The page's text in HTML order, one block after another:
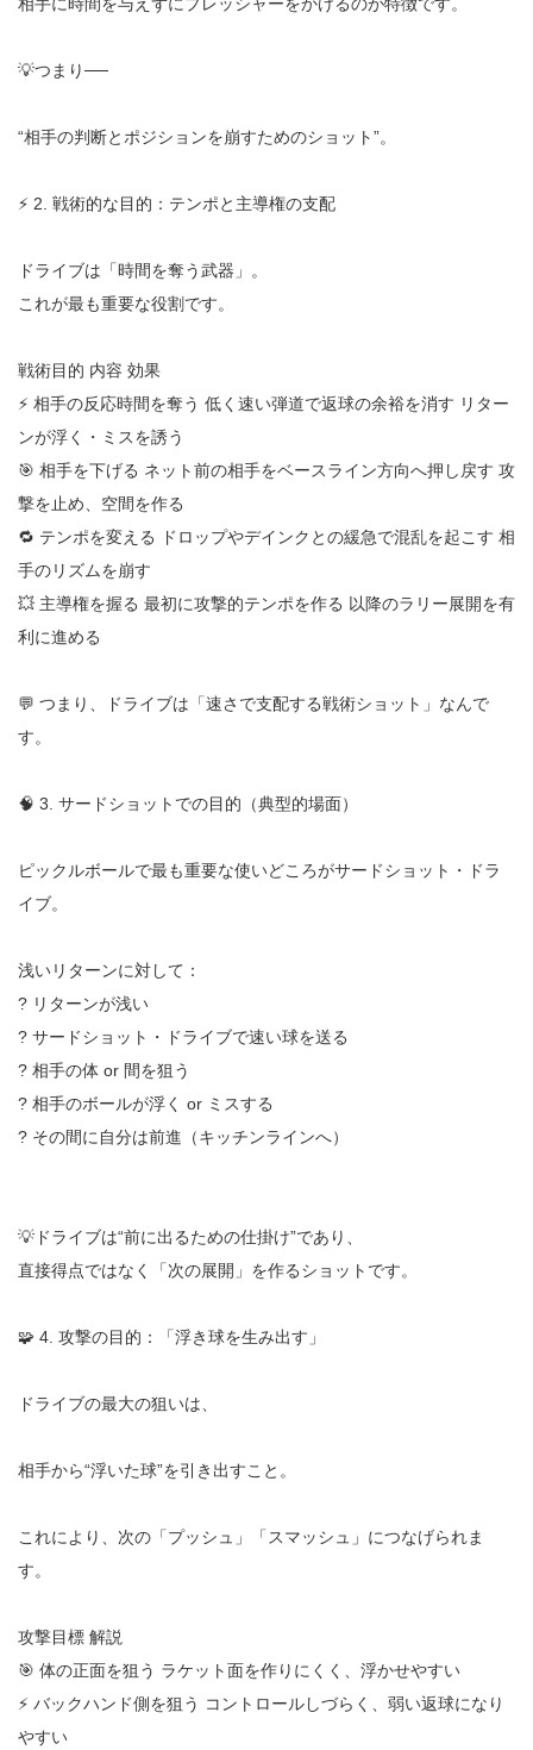
💡つまり──
“相手の判断とポジションを崩すためのショット”。
⚡ 2. 戦術的な目的：テンポと主導権の支配
ドライブは「時間を奪う武器」。
これが最も重要な役割です。
戦術目的 内容 効果
⚡ 相手の反応時間を奪う 低く速い弾道で返球の余裕を消す リター
ンが浮く・ミスを誘う
🎯 相手を下げる ネット前の相手をベースライン方向へ押し戻す 攻
撃を止め、空間を作る
🔁 テンポを変える ドロップやデインクとの緩急で混乱を起こす 相
手のリズムを崩す
💥 主導権を握る 最初に攻撃的テンポを作る 以降のラリー展開を有
利に進める
💬 つまり、ドライブは「速さで支配する戦術ショット」なんで
す。
🧠 3. サードショットでの目的（典型的場面）
ピックルボールで最も重要な使いどころがサードショット・ドラ
イブ。
浅いリターンに対して：
? リターンが浅い
? サードショット・ドライブで速い球を送る
? 相手の体 or 間を狙う
? 相手のボールが浮く or ミスする
? その間に自分は前進（キッチンラインへ）
💡ドライブは“前に出るための仕掛け”であり、
直接得点ではなく「次の展開」を作るショットです。
🧩 4. 攻撃の目的：「浮き球を生み出す」
ドライブの最大の狙いは、
相手から“浮いた球”を引き出すこと。
これにより、次の「プッシュ」「スマッシュ」につなげられま
す。
攻撃目標 解説
🎯 体の正面を狙う ラケット面を作りにくく、浮かせやすい
⚡ バックハンド側を狙う コントロールしづらく、弱い返球になり
やすい